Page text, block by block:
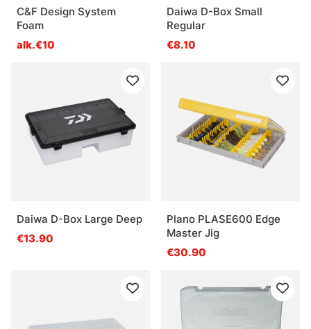
C&F Design System
Foam
alk.€10
Daiwa D-Box Small
Regular
€8.10
Daiwa D-Box Large Deep
€13.90
Plano PLASE600 Edge
Master Jig
€30.90